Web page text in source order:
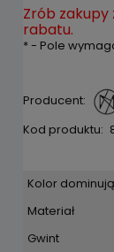
Zrób zakupy
rabatu.
*- Pole
Producent:
Kod produktu:
Kolor
Materiał
Gwint